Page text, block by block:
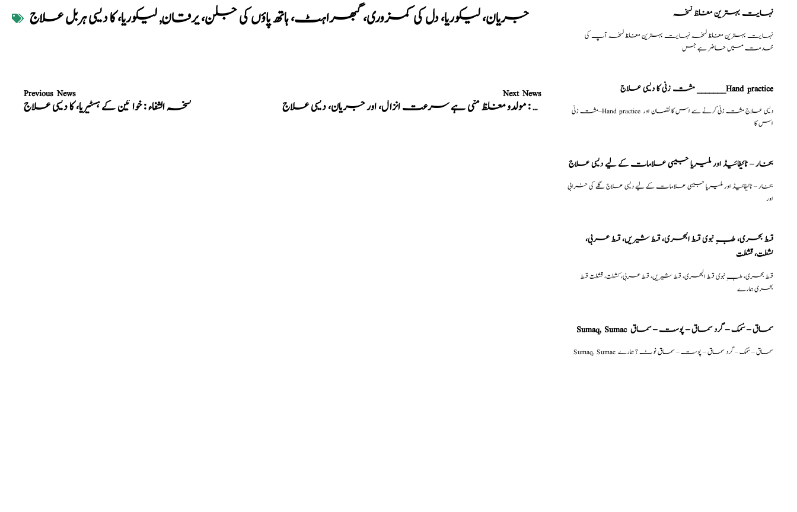
جریان، لیکوریا، دل کی کمزوری، گبھراہٹ، ہاتھ پاؤں کی جلن، یرقان,لیکوریا، کا دیسی ہربل علاج
Previous News
نسخہ الشفاء : خوا تین کے ہسٹیریا، کا دیسی علاج
Next News
نسخہ الشفاء : مولدو مغلظ منی ہے سرعت انزال، اور جریان، دیسی علاج
نہایت بہترین مغلظ نسخہ
نہایت بہترین مغلظ نسخہ نہایت بہترین مغلظ نسخہ آپ کی
خدمت میں حاضر ہے جس
مشت زنی کا دیسی علاج _______Hand practice
مشت زنی–Hand practice دیسی علاج مشت زنی کرنے سے اس کا نقصان اور
اس کا
بخار – ٹائیفائیڈ اور ملیریا جیسی علامات کے لیے دیسی علاج
بخار – ٹائیفائیڈ اور ملیریا جیسی علامات کے لیے دیسی علاج گلے کی خرابی
اور
قسط بحری، طبِ نبوی قسط البحری، قسط شیریں، قسط عربی،
كشطت، قشطت
بحری ہمارے
Sumaq, Sumac سماق – سُمک – گرد سماق – پوست – سماق
Sumaq, Sumac سماق – سُمک – گرد سماق – پوست – سماق نوٹ ؟ ہمارے